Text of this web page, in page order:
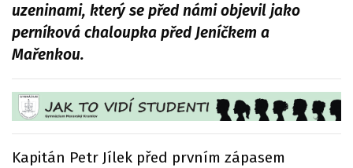
uzeninami, který se před námi objevil jako
perníková chaloupka před Jeníčkem a
Mařenkou.
Kapitán Petr Jílek před prvním zápasem